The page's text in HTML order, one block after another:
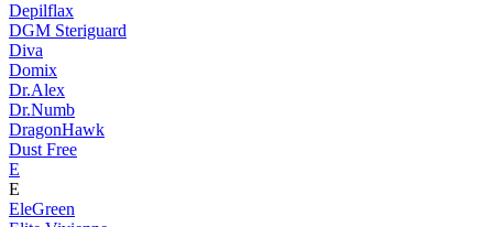
Depilflax
DGM Steriguard
Diva
Domix
Dr.Alex
Dr.Numb
DragonHawk
Dust Free
E
E
EleGreen